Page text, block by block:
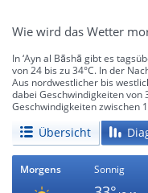
Wie wird das Wetter
In ‘Ayn al Bāshā gibt es
von 24 bis zu 34°C. In der
Aus nordwestlicher bis
dabei Geschwindigkeiten von
Geschwindigkeiten zwischen
Übersicht
Morgens Sonnig